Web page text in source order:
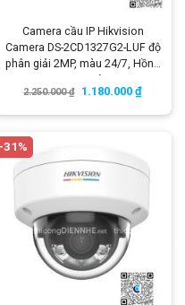
Camera cầu IP Hikvision
Camera DS-2CD1327G2-LUF độ
phân giải 2MP, màu 24/7, Hồng
ngoại 30m, có micro
2.250.000₫ 1.180.000 ₫
-31%